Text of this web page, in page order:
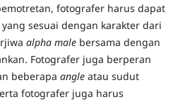
fotografer harus dapat
sesuai dengan karakter dari
alpha malebersama dengan
Fotografer juga berperan
beberapa angleatau sudut
fotografer juga harus